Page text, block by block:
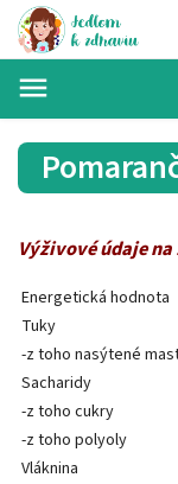
Výživové údaje na
Energetická hodnota
Tuky
-z toho nasýtené
Sacharidy
-z toho cukry
-z toho polyoly
Vláknina